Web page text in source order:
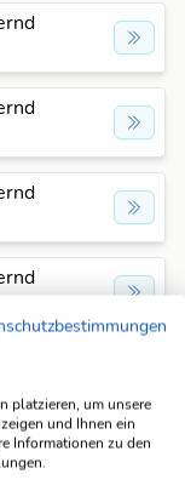
platzieren, um unsere
und Ihnen ein
Informationen zu den